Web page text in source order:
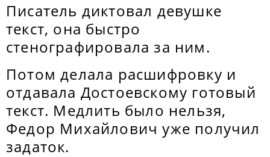
Писатель диктовал девушке
текст, она быстро
стенографировала за ним.
Потом делала расшифровку и
отдавала Достоевскому готовый
текст. Медлить было нельзя,
Федор Михайлович уже получил
задаток.